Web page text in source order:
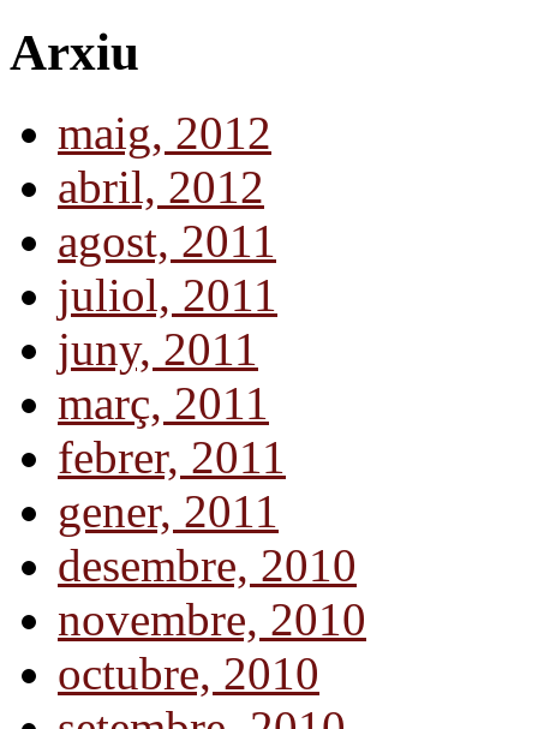
Arxiu
maig, 2012
abril, 2012
agost, 2011
juliol, 2011
juny, 2011
març, 2011
febrer, 2011
gener, 2011
desembre, 2010
novembre, 2010
octubre, 2010